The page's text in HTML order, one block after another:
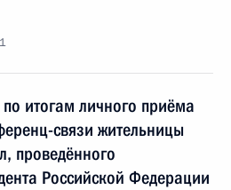
итогам личного приёма
связи жительницы
проведённого
Российской Федерации